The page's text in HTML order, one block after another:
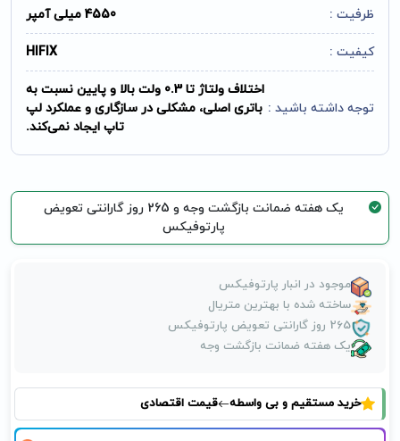
ظرفیت : 4550 میلی آمپر
کیفیت : HIFIX
توجه داشته باشید :
اختلاف ولتاژ تا 0.3 ولت بالا و پایین نسبت به
باتری اصلی، مشکلی در سازگاری و عملکرد لپ
تاپ ایجاد نمی‌کند.
یک هفته ضمانت بازگشت وجه و 265 روز گارانتی تعویض
پارتوفیکس
موجود در انبار پارتوفیکس
ساخته شده با بهترین متریال
265 روز گارانتی تعویض پارتوفیکس
یک هفته ضمانت بازگشت وجه
خرید مستقیم و بی واسطه قیمت اقتصادی